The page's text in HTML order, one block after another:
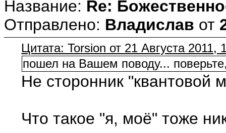
Название: Re:
Отправлено: Владислав от
Цитата: Torsion от 21 Августа 2011,
пошел на Вашем поводу...
Не сторонник "квантовой
Что такое "я, моё" тоже